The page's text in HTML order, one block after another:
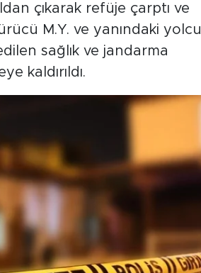
çıkarak refüje çarptı ve
M.Y. ve yanındaki yolcu
sağlık ve jandarma
kaldırıldı.